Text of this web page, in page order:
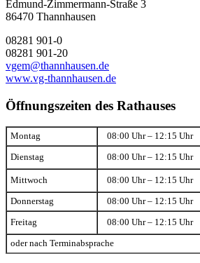
Edmund-Zimmermann-Straße 3
86470 Thannhausen
08281 901-0
08281 901-20
vgem@thannhausen.de
www.vg-thannhausen.de
Öffnungszeiten des Rathauses
Montag 08:00 Uhr – 12:15 Uhr
Dienstag 08:00 Uhr – 12:15 Uhr
Mittwoch 08:00 Uhr – 12:15 Uhr
Donnerstag 08:00 Uhr – 12:15 Uhr
Freitag 08:00 Uhr – 12:15 Uhr
oder nach Terminabsprache